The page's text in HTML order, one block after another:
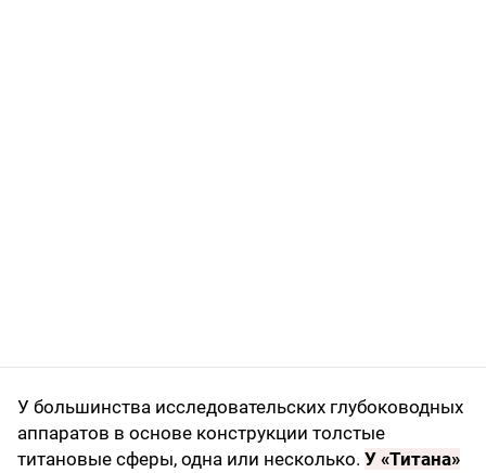
У большинства исследовательских глубоководных
аппаратов в основе конструкции толстые
титановые сферы, одна или несколько. У «Титана»